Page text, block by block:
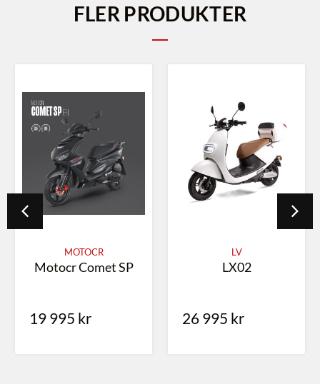
FLER PRODUKTER
MOTOCR
Motocr Comet SP
19 995 kr
LV
LX02
26 995 kr